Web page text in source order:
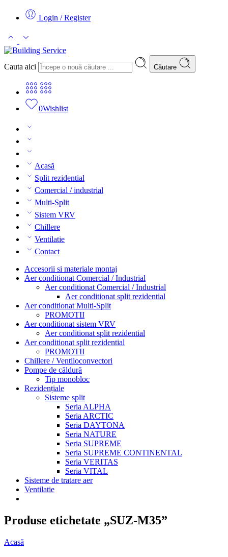
Login / Register
Cauta aici Căutare
0Wishlist
Acasă
Split rezidential
Comercial / industrial
Multi-Split
Sistem VRV
Chillere
Ventilatie
Contact
Accesorii si materiale montaj
Aer conditionat Comercial / Industrial
Aer conditionat Comercial / Industrial
Aer conditionat split rezidential
Aer conditionat Multi-Split
PROMOTII
Aer conditionat sistem VRV
Aer conditionat split rezidential
Aer conditionat split rezidential
PROMOTII
Chillere / Ventiloconvectori
Pompe de căldură
Tip monobloc
Rezidențiale
Sisteme split
Seria ALPHA
Seria ARCTIC
Seria DAYTONA
Seria NATURE
Seria SUPREME
Seria SUPREME CONTINENTAL
Seria VERITAS
Seria VITAL
Sisteme de tratare aer
Ventilatie
Produse etichetate „SUZ-M35”
Acasă